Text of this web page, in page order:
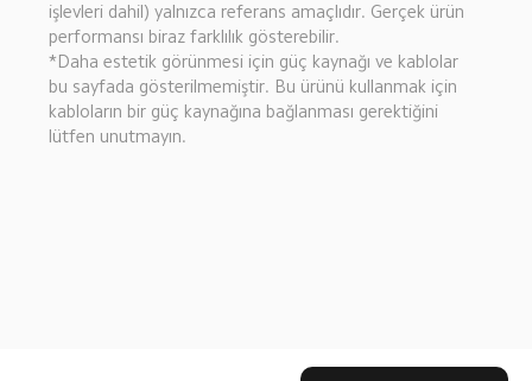
işlevleri dahil) yalnızca referans amaçlıdır. Gerçek ürün
performansı biraz farklılık gösterebilir.
*Daha estetik görünmesi için güç kaynağı ve kablolar
bu sayfada gösterilmemiştir. Bu ürünü kullanmak için
kabloların bir güç kaynağına bağlanması gerektiğini
lütfen unutmayın.